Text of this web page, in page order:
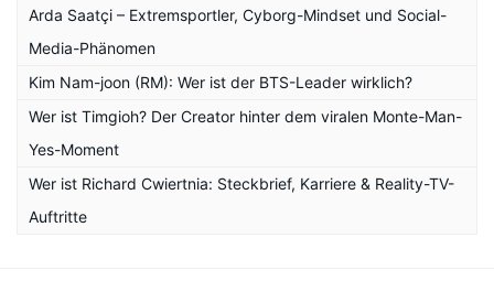
Arda Saatçi – Extremsportler, Cyborg-Mindset und Social-
Media-Phänomen
Kim Nam-joon (RM): Wer ist der BTS-Leader wirklich?
Wer ist Timgioh? Der Creator hinter dem viralen Monte-Man-
Yes-Moment
Wer ist Richard Cwiertnia: Steckbrief, Karriere & Reality-TV-
Auftritte